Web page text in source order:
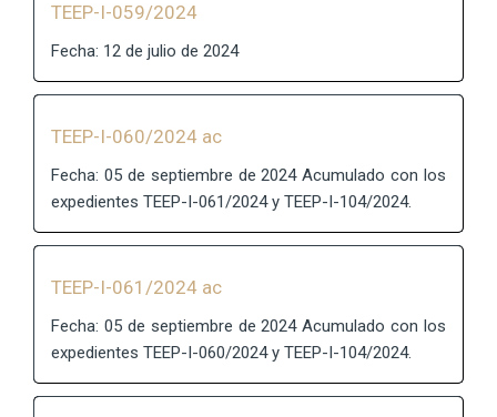
TEEP-I-059/2024
Fecha: 12 de julio de 2024
TEEP-I-060/2024 ac
Fecha: 05 de septiembre de 2024 Acumulado con los
expedientes TEEP-I-061/2024 y TEEP-I-104/2024.
TEEP-I-061/2024 ac
Fecha: 05 de septiembre de 2024 Acumulado con los
expedientes TEEP-I-060/2024 y TEEP-I-104/2024.